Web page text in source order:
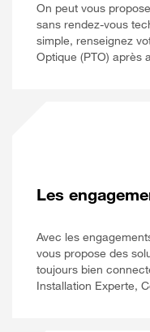
On peut vous
sans rendez-vous
simple, renseignez
Optique (PTO) après
Les
Avec les
vous propose des
toujours bien
Installation Experte,